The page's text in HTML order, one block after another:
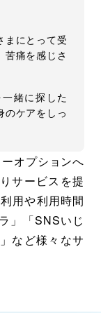
まにとって受
痛を感じさ
緒に探した
のケアをしっ
オプションへ
サービスを提
用や利用時間
」「SNSいじ
など様々なサ